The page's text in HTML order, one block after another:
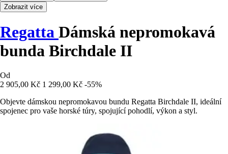
Zobrazit více
Regatta Dámská nepromokavá
bunda Birchdale II
Od
2 905,00 Kč 1 299,00 Kč -55%
Objevte dámskou nepromokavou bundu Regatta Birchdale II, ideální
spojenec pro vaše horské túry, spojující pohodlí, výkon a styl.